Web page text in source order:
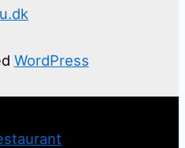
WordPress